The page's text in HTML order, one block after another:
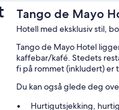
Tango de Mayo
Hotell med eksklusiv stil,
Tango de Mayo Hotel
kaffebar/kafé. Stedets
fi på rommet (inkludert) er
Du kan også glede deg
Hurtigutsjekking,